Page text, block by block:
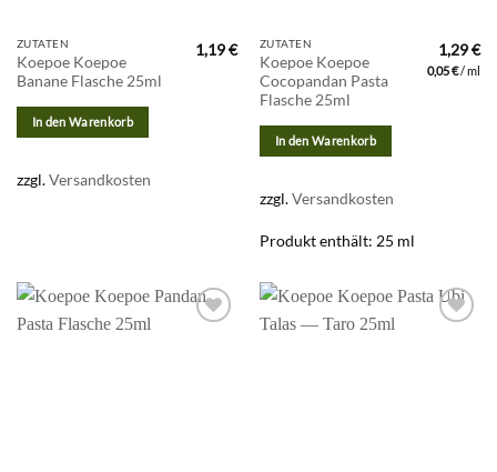
ZUTATEN
Koepoe Koepoe
Banane Flasche 25ml
1,19€
In den Warenkorb
zzgl.Versandkosten
ZUTATEN
Koepoe Koepoe
Cocopandan Pasta
Flasche 25ml
1,29€
0,05€/ml
In den Warenkorb
zzgl.Versandkosten
Produkt enthält: 25 ml